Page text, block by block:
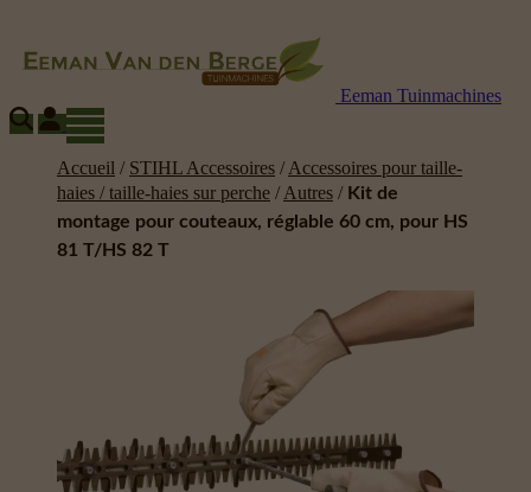
Eeman Tuinmachines
Accueil / STIHL Accessoires / Accessoires pour taille-
haies / taille-haies sur perche / Autres / Kit de
montage pour couteaux, réglable 60 cm, pour HS
81 T/HS 82 T